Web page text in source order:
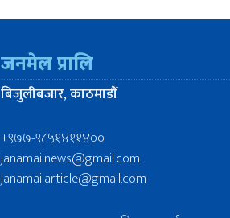
जनमेल प्रालि
बिजुलीबजार, काठमाडौँ
+९७७-९८५१४११४००
janamailnews@gmail.com
janamailarticle@gmail.com